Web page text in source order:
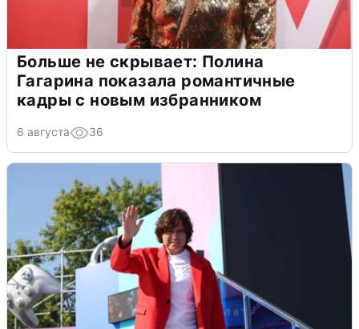
Больше не скрывает: Полина
Гагарина показала романтичные
кадры с новым избранником
6 августа 36